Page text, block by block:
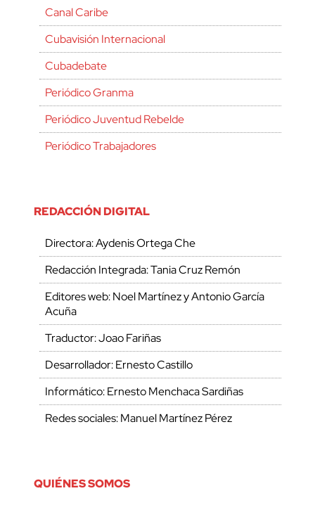
Canal Caribe
Cubavisión Internacional
Cubadebate
Periódico Granma
Periódico Juventud Rebelde
Periódico Trabajadores
REDACCIÓN DIGITAL
Directora: Aydenis Ortega Che
Redacción Integrada: Tania Cruz Remón
Editores web: Noel Martínez y Antonio García
Acuña
Traductor: Joao Fariñas
Desarrollador: Ernesto Castillo
Informático: Ernesto Menchaca Sardiñas
Redes sociales: Manuel Martínez Pérez
QUIÉNES SOMOS